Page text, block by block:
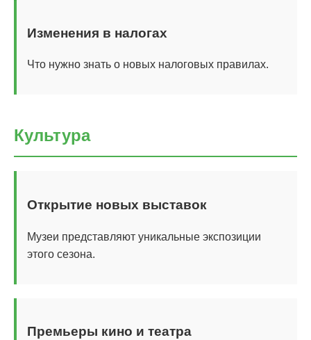
Изменения в налогах
Что нужно знать о новых налоговых правилах.
Культура
Открытие новых выставок
Музеи представляют уникальные экспозиции
этого сезона.
Премьеры кино и театра